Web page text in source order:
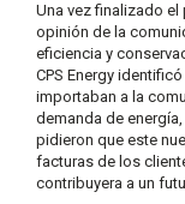
i
c
i
o
?
C
a
l
l
Una vez finalizado el
opinión de la
eficiencia y
CPS Energy
importaban a la
demanda de
pidieron que este
facturas de los
contribuyera a un